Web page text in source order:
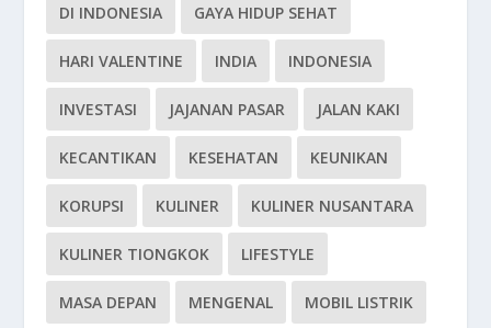
DI INDONESIA GAYA HIDUP SEHAT
HARI VALENTINE INDIA INDONESIA
INVESTASI JAJANAN PASAR JALAN KAKI
KECANTIKAN KESEHATAN KEUNIKAN
KORUPSI KULINER KULINER NUSANTARA
KULINER TIONGKOK LIFESTYLE
MASA DEPAN MENGENAL MOBIL LISTRIK